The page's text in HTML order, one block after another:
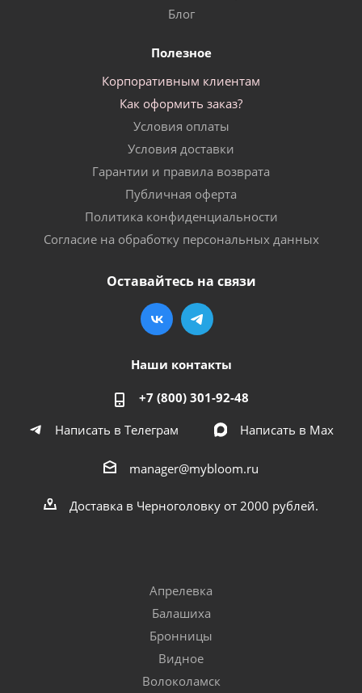
Блог
Полезное
Корпоративным клиентам
Как оформить заказ?
Условия оплаты
Условия доставки
Гарантии и правила возврата
Публичная оферта
Политика конфиденциальности
Согласие на обработку персональных данных
Оставайтесь на связи
Наши контакты
+7 (800) 301-92-48
Написать в Телеграм
Написать в Мах
manager@mybloom.ru
Доставка в Черноголовку от 2000 рублей.
Апрелевка
Балашиха
Бронницы
Видное
Волоколамск